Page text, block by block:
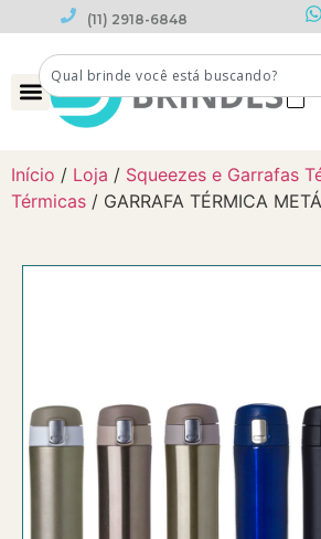
(11) 2918-6848
Início / Loja / Squeezes e Garrafas
Térmicas / GARRAFA TÉRMICA